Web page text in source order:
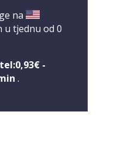
na
u tjednu od 0
tel:0,93€ -
.
min
zauzet